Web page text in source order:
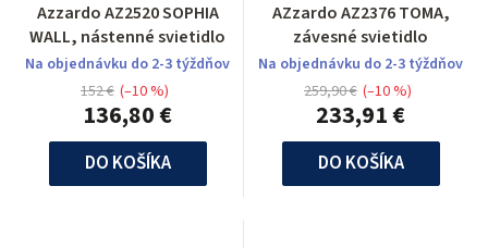
Azzardo AZ2520 SOPHIA
WALL, nástenné svietidlo
Na objednávku do 2-3 týždňov
136,80 €
152 € (–10 %)
DO KOŠÍKA
AZzardo AZ2376 TOMA,
závesné svietidlo
Na objednávku do 2-3 týždňov
233,91 €
259,90 € (–10 %)
DO KOŠÍKA